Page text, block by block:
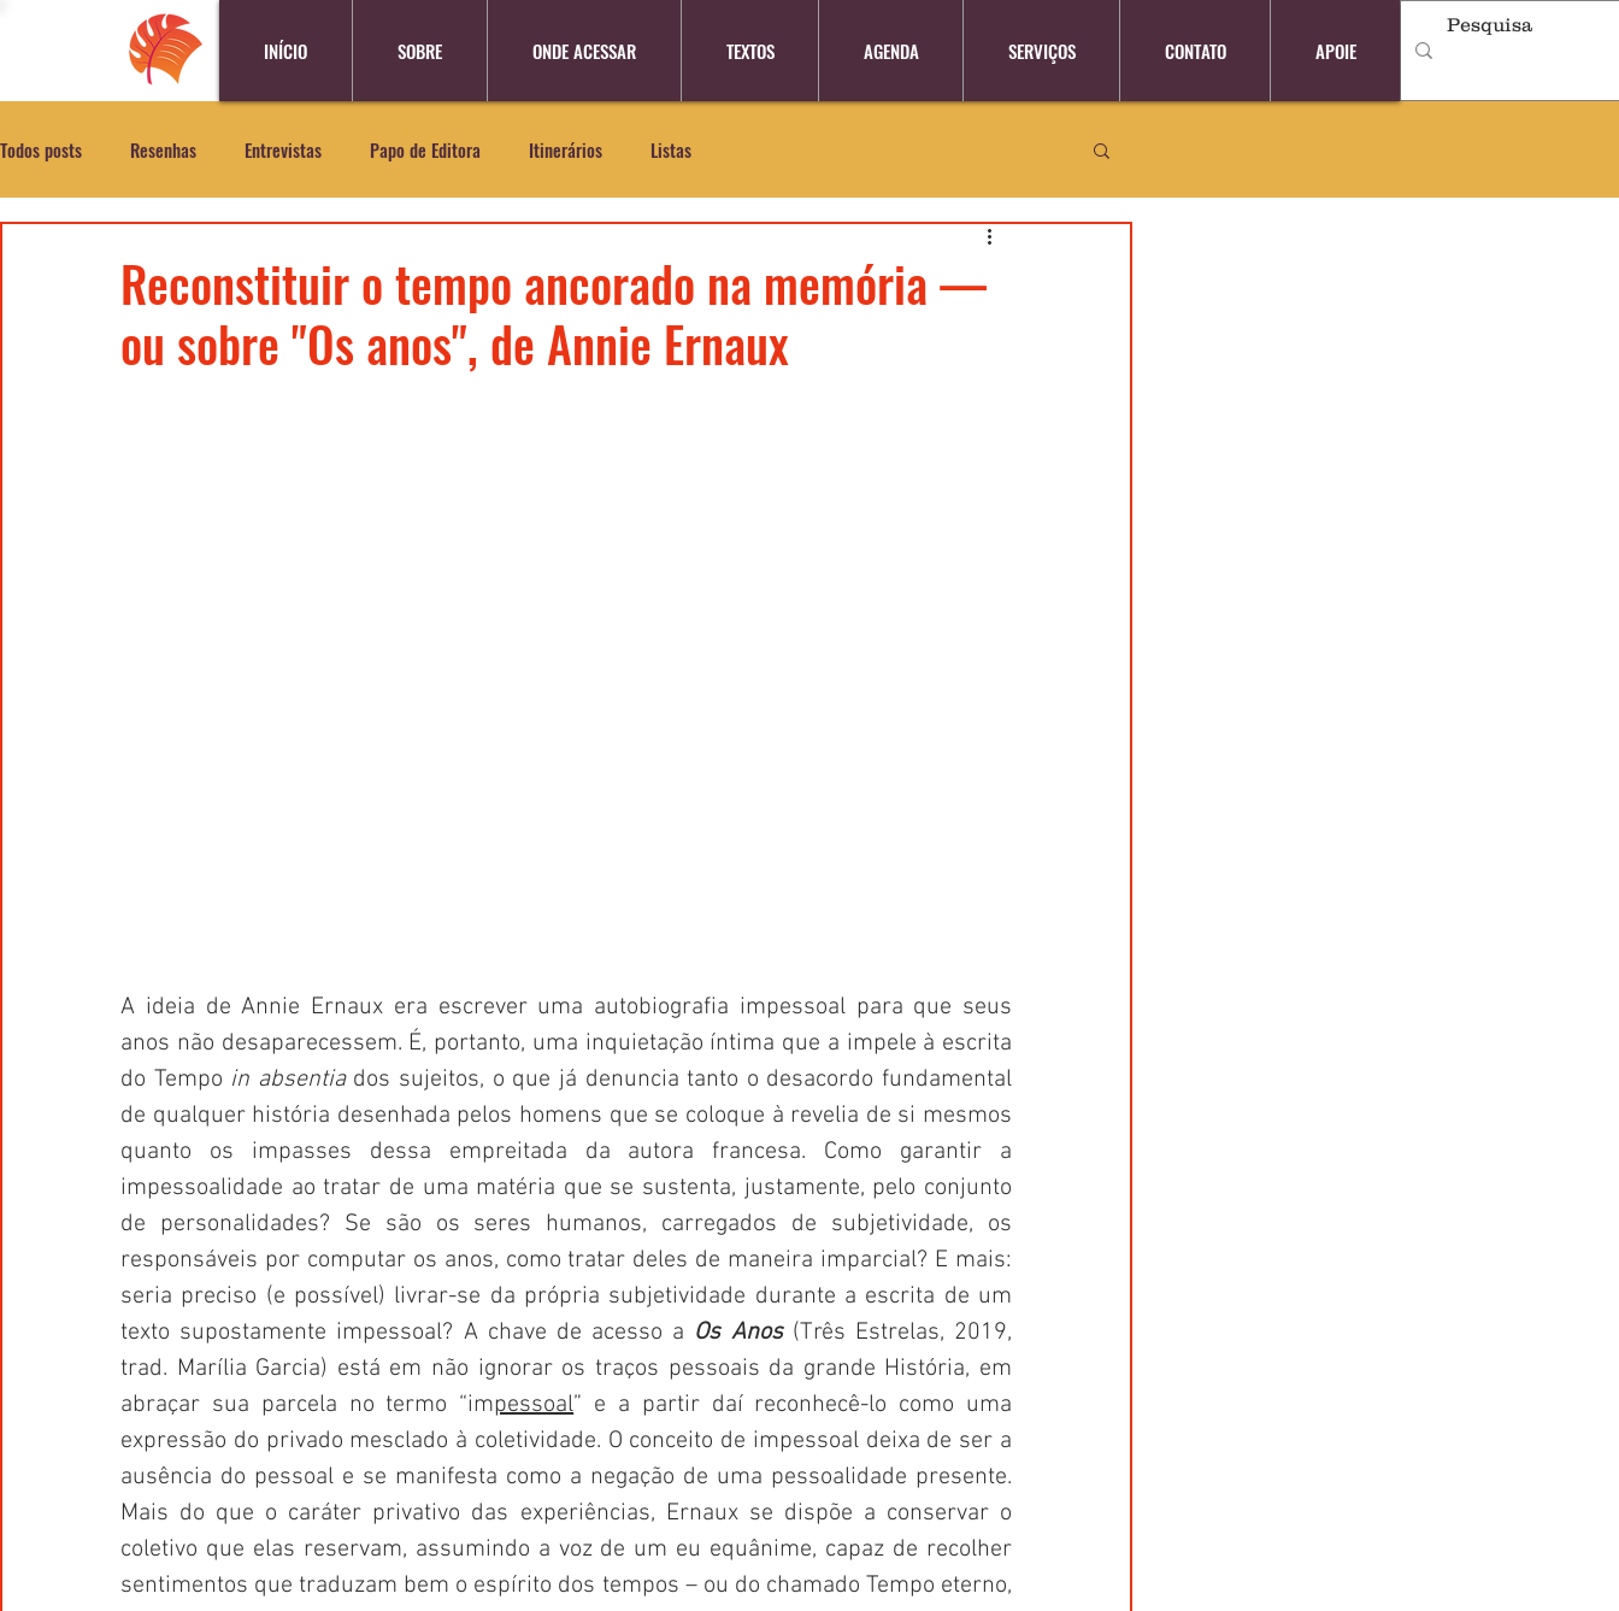
INÍCIO SOBRE ONDE ACESSAR TEXTOS AGENDA SERVIÇOS CONTATO APOIE
Todos posts Resenhas Entrevistas Papo de Editora Itinerários Listas
Reconstituir o tempo ancorado na memória —
ou sobre "Os anos", de Annie Ernaux
A ideia de Annie Ernaux era escrever uma autobiografia impessoal para que seus
anos não desaparecessem. É, portanto, uma inquietação íntima que a impele à escrita
do Tempo in absentia dos sujeitos, o que já denuncia tanto o desacordo fundamental
de qualquer história desenhada pelos homens que se coloque à revelia de si mesmos
quanto os impasses dessa empreitada da autora francesa. Como garantir a
impessoalidade ao tratar de uma matéria que se sustenta, justamente, pelo conjunto
de personalidades? Se são os seres humanos, carregados de subjetividade, os
responsáveis por computar os anos, como tratar deles de maneira imparcial? E mais:
seria preciso (e possível) livrar-se da própria subjetividade durante a escrita de um
texto supostamente impessoal? A chave de acesso a Os Anos (Três Estrelas, 2019,
trad. Marília Garcia) está em não ignorar os traços pessoais da grande História, em
abraçar sua parcela no termo “impessoal” e a partir daí reconhecê-lo como uma
expressão do privado mesclado à coletividade. O conceito de impessoal deixa de ser a
ausência do pessoal e se manifesta como a negação de uma pessoalidade presente.
Mais do que o caráter privativo das experiências, Ernaux se dispõe a conservar o
coletivo que elas reservam, assumindo a voz de um eu equânime, capaz de recolher
sentimentos que traduzam bem o espírito dos tempos – ou do chamado Tempo eterno,